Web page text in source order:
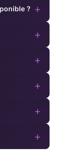
? +
+
+
+
+
+
Day of the